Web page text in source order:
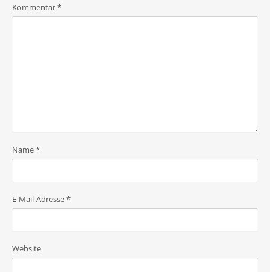
Kommentar*
Name*
E-Mail-Adresse*
Website